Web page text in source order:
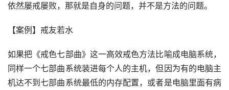
依然屡戒屡败，那就是自身的问题，并不是方法的问题。
【案例】戒友若水
如果把《戒色七部曲》这一高效戒色方法比喻成电脑系统，
同样一个七部曲系统装进每个人的主机，但因为有的电脑主
机达不到七部曲系统最低的内存配置，或者是电脑里面有病